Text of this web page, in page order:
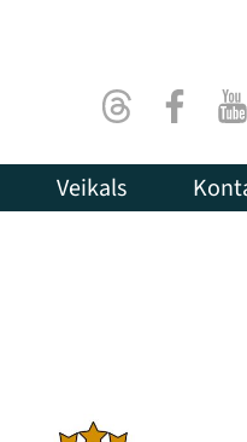
ThreadsFacebook
Veikals